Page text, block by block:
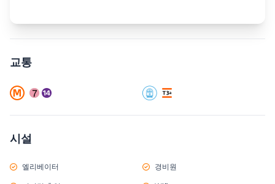
교통
시설
엘리베이터 경비원